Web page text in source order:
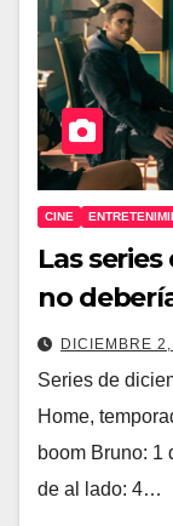
CINE
Las
no
DICIEMBRE
Series de
Home,
boom Bruno: 1
de al lado: 4…